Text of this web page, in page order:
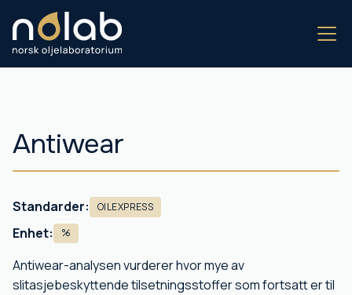
Antiwear
Standarder: OILEXPRESS
Enhet: %
Antiwear-analysen vurderer hvor mye av
slitasjebeskyttende tilsetningsstoffer som fortsatt er til